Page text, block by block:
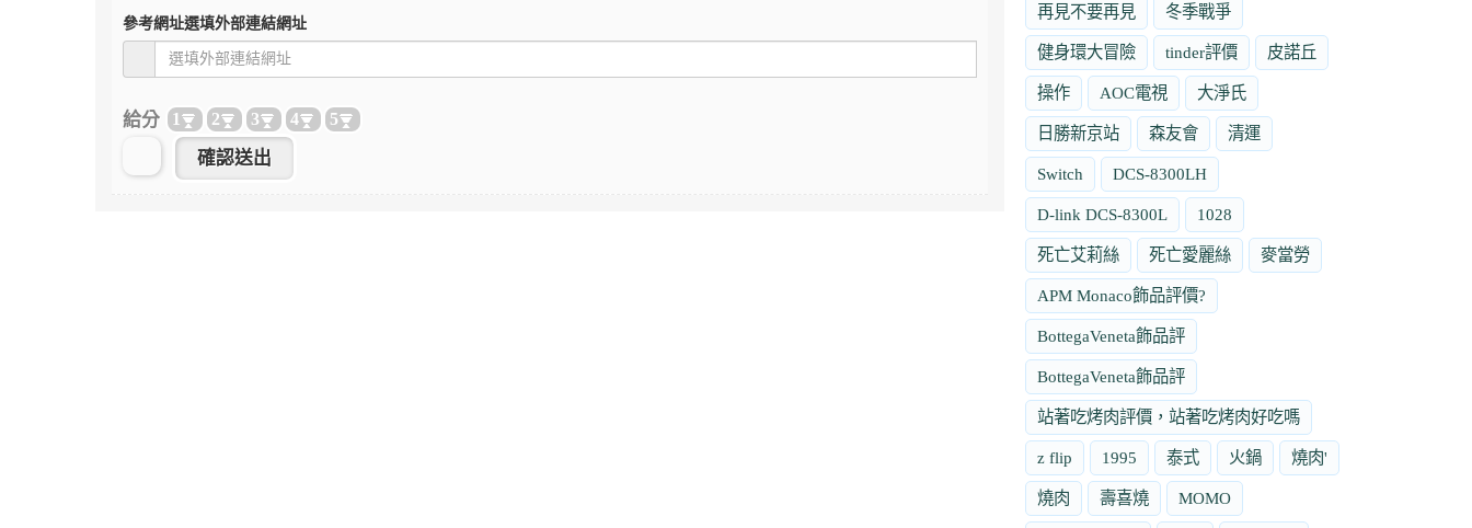
參考網址選填外部連結網址
給分 1 2 3 4 5
再見不要再見 冬季戰爭
健身環大冒險 tinder評價 皮諾丘
操作 AOC電視 大淨氏
日勝新京站 森友會 清運
Switch DCS-8300LH
D-link DCS-8300L 1028
死亡艾莉絲 死亡愛麗絲 麥當勞
APM Monaco飾品評價?
BottegaVeneta飾品評
BottegaVeneta飾品評
站著吃烤肉評價，站著吃烤肉好吃嗎
z flip 1995 泰式 火鍋 燒肉'
燒肉 壽喜燒 MOMO